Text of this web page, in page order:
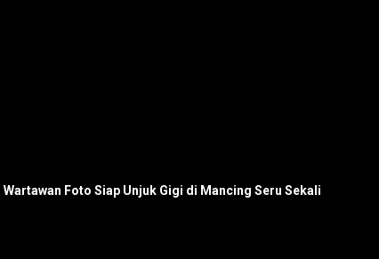
Foto Siap Unjuk Gigi di Mancing Seru Sekali